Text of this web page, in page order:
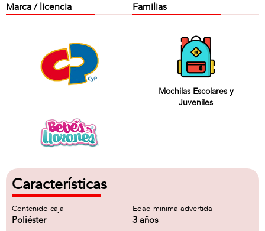
Marca / licencia Familias
Mochilas Escolares y
Juveniles
Características
Contenido caja
Poliéster
Edad minima advertida
3 años